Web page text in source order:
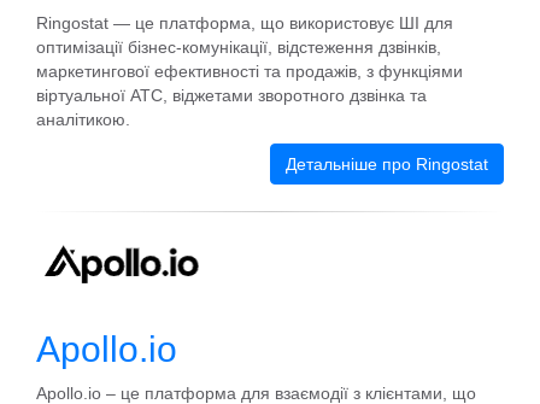
Ringostat — це платформа, що використовує ШІ для
оптимізації бізнес-комунікації, відстеження дзвінків,
маркетингової ефективності та продажів, з функціями
віртуальної АТС, віджетами зворотного дзвінка та
аналітикою.
Детальніше про Ringostat
Apollo.io
Apollo.io – це платформа для взаємодії з клієнтами, що